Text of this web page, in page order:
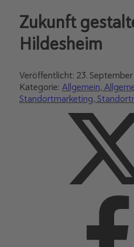
Zukunft
Hildesheim
Veröffentlicht: 23.
Kategorie: Allgemein
Standortmarketing